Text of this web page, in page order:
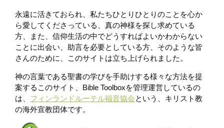
永遠に活きておられ、私たちひとりひとりのことを心か
ら愛してくださっている、真の神様を探し求めている
方、また、信仰生活の中でどうすればよいかわからない
ことに出会い、助言を必要としている方、そのような皆
さんのために、このサイトは立ち上げられました。
神の言葉である聖書の学びを手助けする様々な方法を提
案するこのサイト、Bible Toolboxを管理運営しているの
は、 フィンランドルーテル福音協会という、キリスト教
の海外宣教団体です。